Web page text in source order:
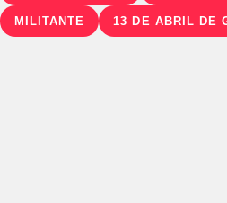
MILITANTE 13 DE ABRIL DE